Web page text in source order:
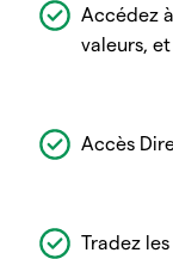
Accédez
valeurs,
Accès
Tradez les